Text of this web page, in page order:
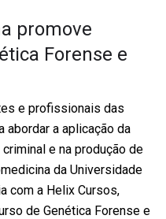
promove
Forense e
e profissionais das
abordar a aplicação da
e na produção de
da Universidade
com a Helix Cursos,
de Genética Forense e